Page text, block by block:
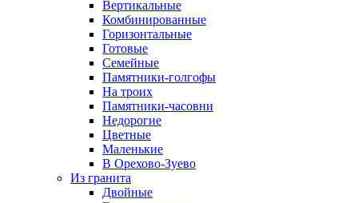
Вертикальные
Комбинированные
Горизонтальные
Готовые
Семейные
Памятники-голгофы
На троих
Памятники-часовни
Недорогие
Цветные
Маленькие
В Орехово-Зуево
Из гранита
Двойные